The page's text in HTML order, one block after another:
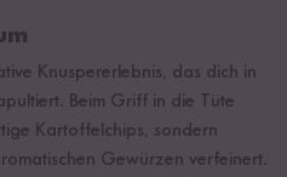
Knuspererlebnis, das dich in
Beim Griff in die Tüte
Kartoffelchips, sondern
Gewürzen verfeinert.